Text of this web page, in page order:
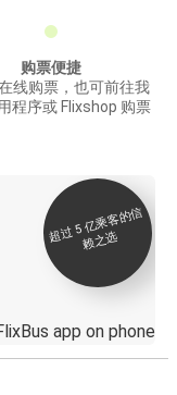
购票便捷
线购票，也可前往我
程序或 Flixshop 购票
超
过 5
亿
乘
客
的
信
赖
之
选